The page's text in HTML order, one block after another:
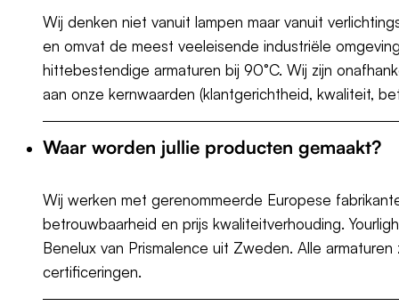
Wij denken niet vanuit lampen maar vanuit
en omvat de meest veeleisende industriële
hittebestendige armaturen bij 90°C. Wij zijn
aan onze kernwaarden (klantgerichtheid, kwaliteit,
Waar worden jullie producten gemaakt?
Wij werken met gerenommeerde Europese
betrouwbaarheid en prijs kwaliteitverhouding.
Benelux van Prismalence uit Zweden. Alle
certificeringen.